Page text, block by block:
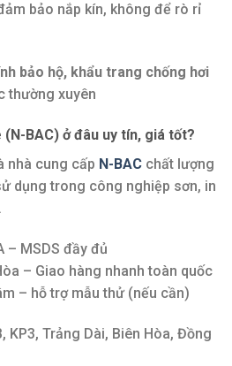
bảo nắp kín, không để rò rỉ
bảo hộ, khẩu trang chống hơi
thường xuyên
BAC) ở đâu uy tín, giá tốt?
nhà cung cấp N-BAC chất lượng
dụng trong công nghiệp sơn, in
– MSDS đầy đủ
– Giao hàng nhanh toàn quốc
– hỗ trợ mẫu thử (nếu cần)
KP3, Trảng Dài, Biên Hòa, Đồng